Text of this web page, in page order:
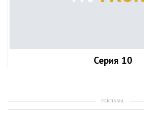
Серия 10
РЕКЛАМА